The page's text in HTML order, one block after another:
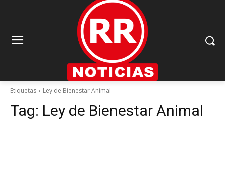
Etiquetas Ley de Bienestar Animal
Tag: Ley de Bienestar Animal